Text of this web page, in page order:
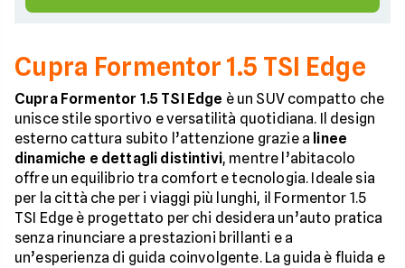
Cupra Formentor 1.5 TSI Edge
Cupra Formentor 1.5 TSI Edge è un SUV compatto che
unisce stile sportivo e versatilità quotidiana. Il design
esterno cattura subito l’attenzione grazie a linee
dinamiche e dettagli distintivi, mentre l’abitacolo
offre un equilibrio tra comfort e tecnologia. Ideale sia
per la città che per i viaggi più lunghi, il Formentor 1.5
TSI Edge è progettato per chi desidera un’auto pratica
senza rinunciare a prestazioni brillanti e a
un’esperienza di guida coinvolgente. La guida è fluida e